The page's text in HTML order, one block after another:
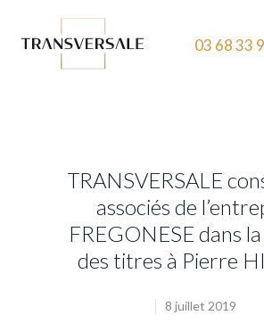
03 68 33
TRANSVERSALE
associés de
FREGONESE dans
des titres à Pierre
8 juillet 2019